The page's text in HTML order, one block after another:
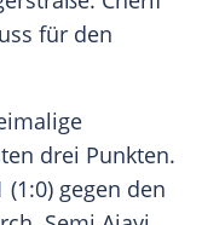
für den
drei Punkten.
(1:0) gegen den